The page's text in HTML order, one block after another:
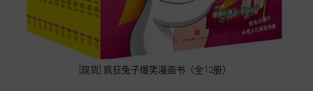
[现货] 疯狂兔子爆笑漫画书（全12册）